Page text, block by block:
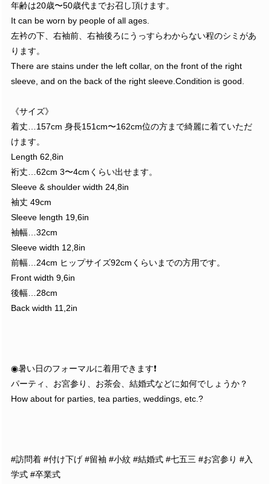
年齢は20歳〜50歳代までお召し頂けます。
It can be worn by people of all ages.
左衿の下、右袖前、右袖後ろにうっすらわからない程のシミがあ
ります。
There are stains under the left collar, on the front of the right
sleeve, and on the back of the right sleeve.Condition is good.
《サイズ》
着丈…157cm 身長151cm〜162cm位の方まで綺麗に着ていただ
けます。
Length 62,8in
裄丈…62cm 3〜4cmくらい出せます。
Sleeve & shoulder width 24,8in
袖丈 49cm
Sleeve length 19,6in
袖幅…32cm
Sleeve width 12,8in
前幅…24cm ヒップサイズ92cmくらいまでの方用です。
Front width 9,6in
後幅…28cm
Back width 11,2in
◉暑い日のフォーマルに着用できます❗️
パーティ、お宮参り、お茶会、結婚式などに如何でしょうか？
How about for parties, tea parties, weddings, etc.?
#訪問着 #付け下げ #留袖 #小紋 #結婚式 #七五三 #お宮参り #入
学式 #卒業式